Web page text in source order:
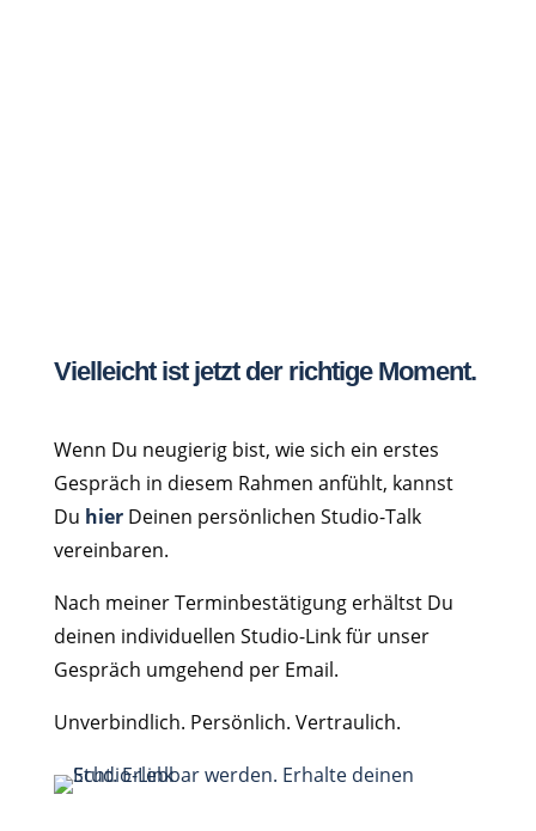
Vielleicht ist jetzt der richtige Moment.
Wenn Du neugierig bist, wie sich ein erstes
Gespräch in diesem Rahmen anfühlt, kannst
Du hierDeinen persönlichen Studio-Talk
vereinbaren.
Nach meiner Terminbestätigung erhältst Du
deinen individuellen Studio-Link für unser
Gespräch umgehend per Email.
Unverbindlich. Persönlich. Vertraulich.